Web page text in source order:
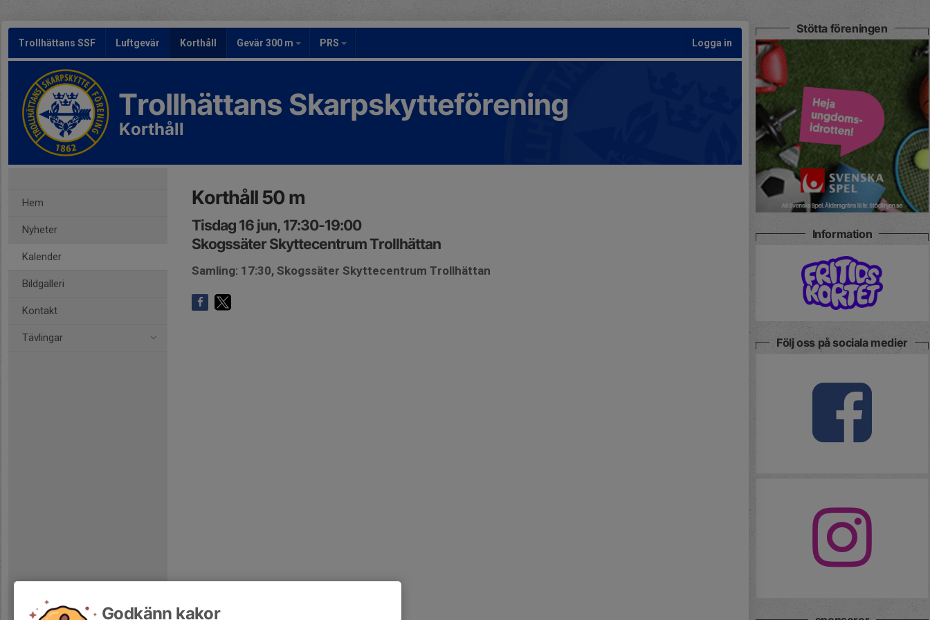
Trollhättans SSF Luftgevär Korthåll Gevär 300 m PRS Logga in
Trollhättans Skarpskytteförening
Korthåll
Hem
Nyheter
Kalender
Bildgalleri
Kontakt
Tävlingar
Korthåll 50 m
Tisdag 16 jun, 17:30-19:00
Skogssäter Skyttecentrum Trollhättan
Samling: 17:30, Skogssäter Skyttecentrum Trollhättan
Stötta föreningen
Information
Följ oss på sociala medier
Godkänn kakor